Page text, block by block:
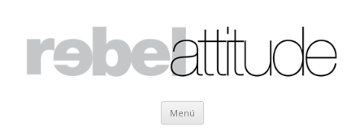
Menú Ir al contenido